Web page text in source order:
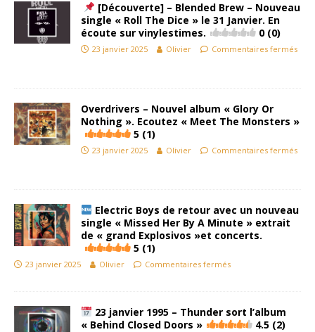
[Découverte] – Blended Brew – Nouveau
single « Roll The Dice » le 31 Janvier. En
écoute sur vinylestimes.
0 (0)
23 janvier 2025 Olivier Commentaires fermés
Overdrivers – Nouvel album « Glory Or
Nothing ». Ecoutez « Meet The Monsters »
5 (1)
23 janvier 2025 Olivier Commentaires fermés
Electric Boys de retour avec un nouveau
single « Missed Her By A Minute » extrait
de « grand Explosivos »et concerts.
5 (1)
23 janvier 2025 Olivier Commentaires fermés
23 janvier 1995 – Thunder sort l’album
« Behind Closed Doors »
4.5 (2)